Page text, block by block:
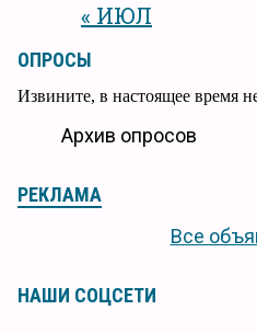
« ИЮЛ
ОПРОСЫ
Извините, в настоящее время
Архив опросов
РЕКЛАМА
Все
НАШИ СОЦСЕТИ